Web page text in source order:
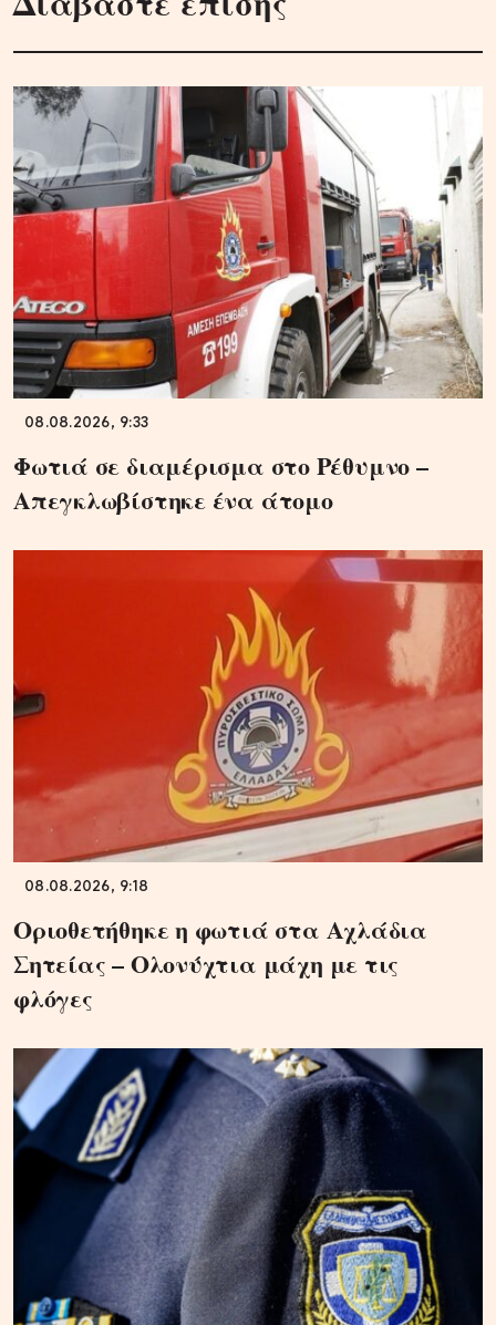
08.08.2026, 9:33
Φωτιά σε διαμέρισμα στο Ρέθυμνο –
Απεγκλωβίστηκε ένα άτομο
08.08.2026, 9:18
Οριοθετήθηκε η φωτιά στα Αχλάδια
Σητείας – Ολονύχτια μάχη με τις
φλόγες